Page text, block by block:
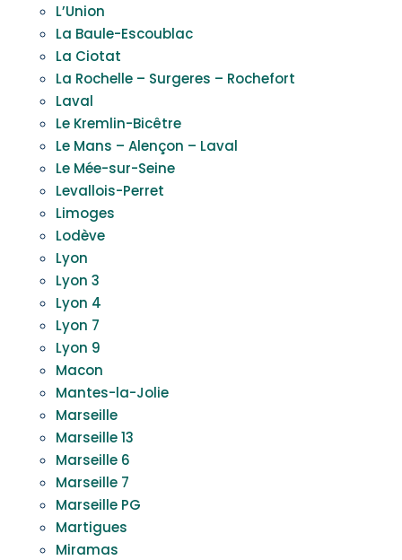
L’Union
La Baule-Escoublac
La Ciotat
La Rochelle – Surgeres – Rochefort
Laval
Le Kremlin-Bicêtre
Le Mans – Alençon – Laval
Le Mée-sur-Seine
Levallois-Perret
Limoges
Lodève
Lyon
Lyon 3
Lyon 4
Lyon 7
Lyon 9
Macon
Mantes-la-Jolie
Marseille
Marseille 13
Marseille 6
Marseille 7
Marseille PG
Martigues
Miramas